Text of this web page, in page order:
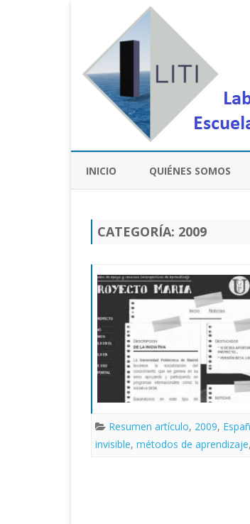
INICIO QUIÉNES SOMOS
CATEGORÍA: 2009
Resumen artículo, 2009,
invisible, métodos de aprendizaje,